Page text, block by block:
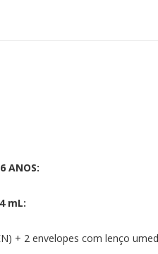
ANOS:
mL:
+ 2 envelopes com lenço